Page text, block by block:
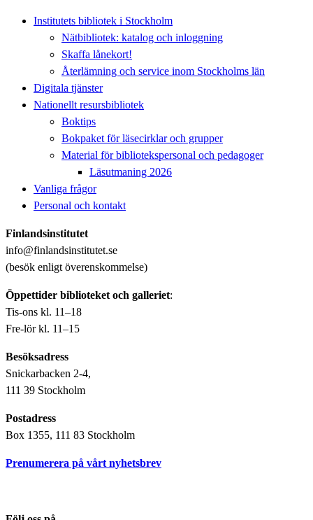
Institutets bibliotek i Stockholm
Nätbibliotek: katalog och inloggning
Skaffa lånekort!
Återlämning och service inom Stockholms län
Digitala tjänster
Nationellt resursbibliotek
Boktips
Bokpaket för läsecirklar och grupper
Material för bibliotekspersonal och pedagoger
Läsutmaning 2026
Vanliga frågor
Personal och kontakt
Finlandsinstitutet
info@finlandsinstitutet.se
(besök enligt överenskommelse)
Öppettider biblioteket och galleriet:
Tis-ons kl. 11–18
Fre-lör kl. 11–15
Besöksadress
Snickarbacken 2-4,
111 39 Stockholm
Postadress
Box 1355, 111 83 Stockholm
Prenumerera på vårt nyhetsbrev